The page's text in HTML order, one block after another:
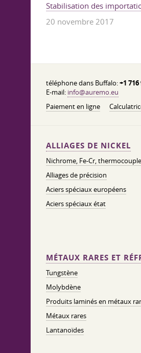
Stabilisation des
20 novembre 2017
téléphone dans Buffalo:+1 716
E-mail: info@auremo.eu
Paiement en ligne
ALLIAGES DE NICKEL
Nichrome, Fe-Cr,
Alliages de précision
Aciers spéciaux européens
Aciers spéciaux état
MÉTAUX RARES ET
Tungstène
Molybdène
Produits laminés en métaux
Métaux rares
Lantanoïdes